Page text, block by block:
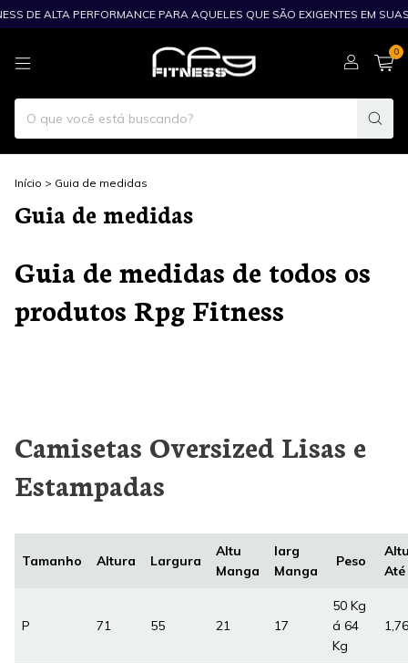
DE ALTA PERFORMANCE PARA AQUELES QUE SÃO EXIGENTES EM
0
Início > Guia de medidas
Guia de medidas
Guia de medidas de todos os
produtos Rpg Fitness
Camisetas Oversized Lisas e
Estampadas
Tamanho Altura Largura
Altu
Manga
larg
Manga
Peso
Até
P 71 55 21 17
50 Kg
á 64
Kg
1,76